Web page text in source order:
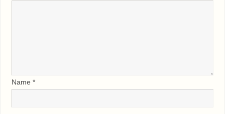
Name *